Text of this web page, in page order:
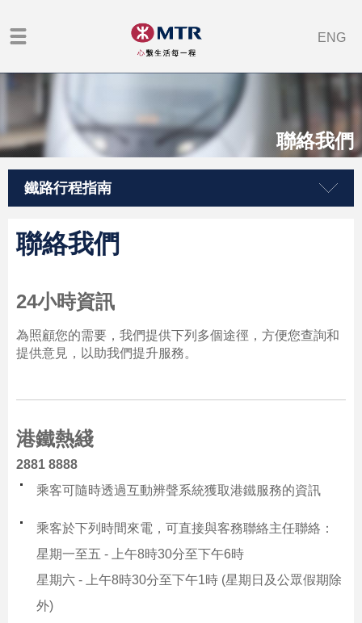
ENG
聯絡我們
鐵路行程指南
聯絡我們
24小時資訊
為照顧您的需要，我們提供下列多個途徑，方便您查詢和
提供意見，以助我們提升服務。
港鐵熱綫
2881 8888
乘客可隨時透過互動辨聲系統獲取港鐵服務的資訊
乘客於下列時間來電，可直接與客務聯絡主任聯絡：
星期一至五 - 上午8時30分至下午6時
星期六 - 上午8時30分至下午1時 (星期日及公眾假期除
外)